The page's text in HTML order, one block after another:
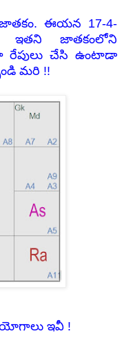
జాతకం. ఈయన 17-4-
ఇతని జాతకంలోని
రేపులు చేసి ఉంటాడా
మరి !!
ఇవీ !